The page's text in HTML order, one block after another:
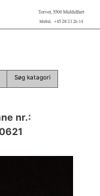
Søg katagori
nr.: